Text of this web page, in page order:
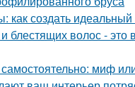
как создать
блестящих волос -
миф